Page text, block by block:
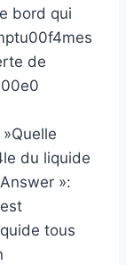
bord qui
de
du liquide
»:
tous